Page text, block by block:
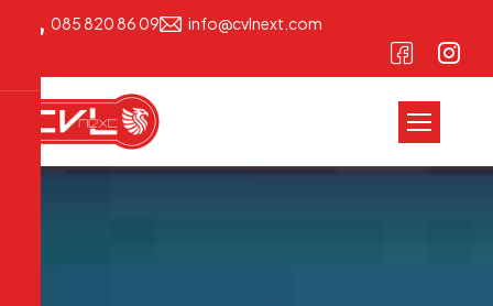
085 820 86 09 info@cvlnext.com